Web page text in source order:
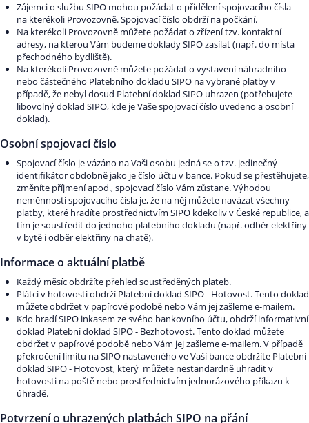
Zájemci o službu SIPO mohou požádat o přidělení spojovacího čísla
na kterékoli Provozovně. Spojovací číslo obdrží na počkání.
Na kterékoli Provozovně můžete požádat o zřízení tzv. kontaktní
adresy, na kterou Vám budeme doklady SIPO zasílat (např. do místa
přechodného bydliště).
Na kterékoli Provozovně můžete požádat o vystavení náhradního
nebo částečného Platebního dokladu SIPO na vybrané platby v
případě, že nebyl dosud Platební doklad SIPO uhrazen (potřebujete
libovolný doklad SIPO, kde je Vaše spojovací číslo uvedeno a osobní
doklad).
Osobní spojovací číslo
Spojovací číslo je vázáno na Vaši osobu jedná se o tzv. jedinečný
identifikátor obdobně jako je číslo účtu v bance. Pokud se přestěhujete,
změníte příjmení apod., spojovací číslo Vám zůstane. Výhodou
neměnnosti spojovacího čísla je, že na něj můžete navázat všechny
platby, které hradíte prostřednictvím SIPO kdekoliv v České republice, a
tím je soustředit do jednoho platebního dokladu (např. odběr elektřiny
v bytě i odběr elektřiny na chatě).
Informace o aktuální platbě
Každý měsíc obdržíte přehled soustředěných plateb.
Plátci v hotovosti obdrží Platební doklad SIPO - Hotovost. Tento doklad
můžete obdržet v papírové podobě nebo Vám jej zašleme e-mailem.
Kdo hradí SIPO inkasem ze svého bankovního účtu, obdrží informativní
doklad Platební doklad SIPO - Bezhotovost. Tento doklad můžete
obdržet v papírové podobě nebo Vám jej zašleme e-mailem. V případě
překročení limitu na SIPO nastaveného ve Vaší bance obdržíte Platební
doklad SIPO - Hotovost, který můžete nestandardně uhradit v
hotovosti na poště nebo prostřednictvím jednorázového příkazu k
úhradě.
Potvrzení o uhrazených platbách SIPO na přání